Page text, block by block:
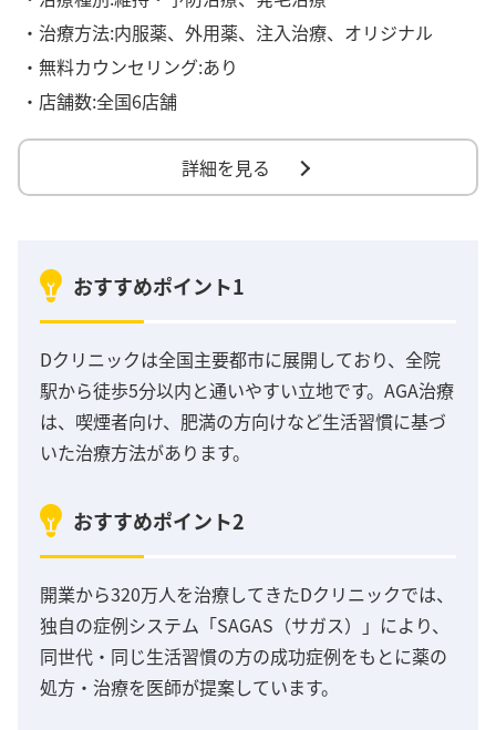
・治療方法:内服薬、外用薬、注入治療、オリジナル
・無料カウンセリング:あり
・店舗数:全国6店舗
詳細を見る
おすすめポイント1
Dクリニックは全国主要都市に展開しており、全院
駅から徒歩5分以内と通いやすい立地です。AGA治療
は、喫煙者向け、肥満の方向けなど生活習慣に基づ
いた治療方法があります。
おすすめポイント2
開業から320万人を治療してきたDクリニックでは、
独自の症例システム「SAGAS（サガス）」により、
同世代・同じ生活習慣の方の成功症例をもとに薬の
処方・治療を医師が提案しています。